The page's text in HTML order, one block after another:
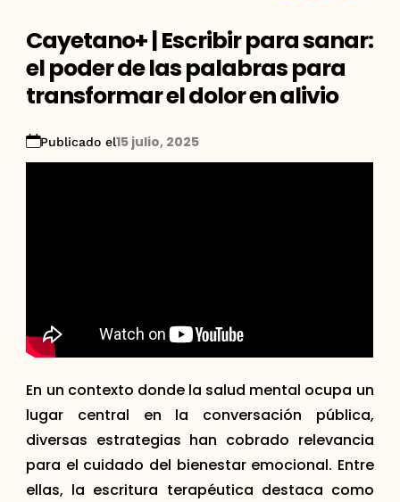
Cayetano+ | Escribir para sanar:
el poder de las palabras para
transformar el dolor en alivio
Publicado el15 julio, 2025
En un contexto donde la salud mental ocupa un
lugar central en la conversación pública,
diversas estrategias han cobrado relevancia
para el cuidado del bienestar emocional. Entre
ellas, la escritura terapéutica destaca como